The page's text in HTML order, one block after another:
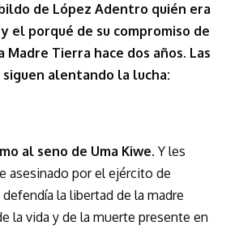
de López Adentro quién era
el porqué de su compromiso de
Madre Tierra hace dos años. Las
siguen alentando la lucha:
al seno de Uma Kiwe. Y les
asesinado por el ejército de
la libertad de la madre
la vida y de la muerte presente en